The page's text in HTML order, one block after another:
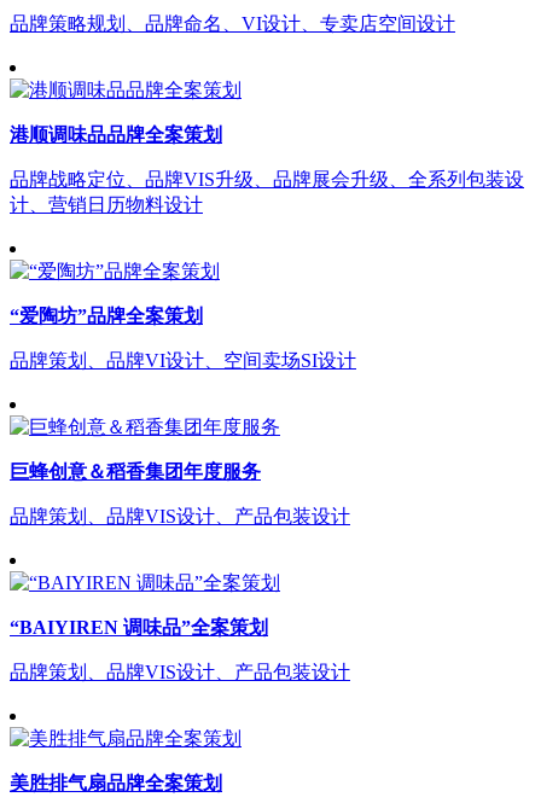
品牌策略规划、品牌命名、VI设计、专卖店空间设计
港顺调味品品牌全案策划
品牌战略定位、品牌VIS升级、品牌展会升级、全系列包装设
计、营销日历物料设计
“爱陶坊”品牌全案策划
品牌策划、品牌VI设计、空间卖场SI设计
巨蜂创意＆稻香集团年度服务
品牌策划、品牌VIS设计、产品包装设计
“BAIYIREN 调味品”全案策划
品牌策划、品牌VIS设计、产品包装设计
美胜排气扇品牌全案策划